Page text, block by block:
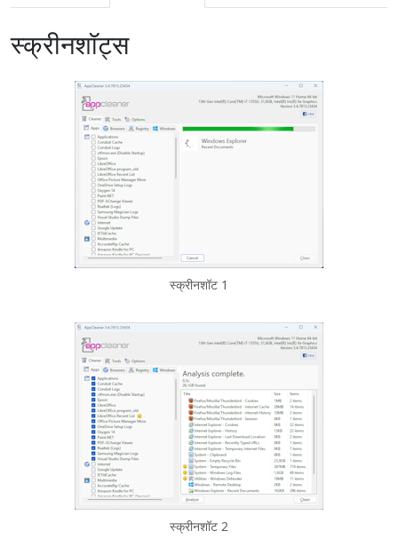
स्क्रीनशॉट्स
स्क्रीनशॉट 1
स्क्रीनशॉट 2